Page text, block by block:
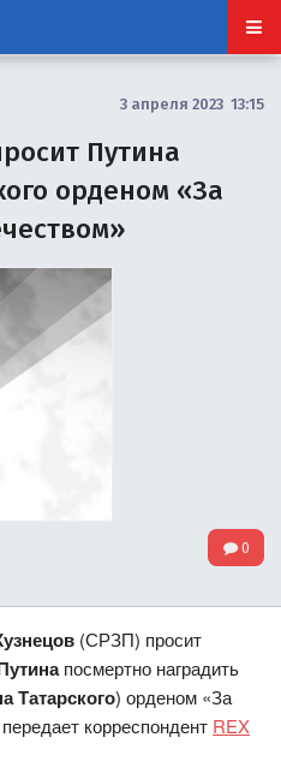
3 апреля 2023 13:15
Путина
орденом «За
0
(СРЗП) просит
посмертно наградить
Татарского) орденом «За
корреспондент REX